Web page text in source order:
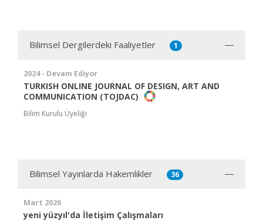
Bilimsel Dergilerdeki Faaliyetler 1
2024 - Devam Ediyor
TURKISH ONLINE JOURNAL OF DESIGN, ART AND
COMMUNICATION (TOJDAC)
Bilim Kurulu Üyeliği
Bilimsel Yayınlarda Hakemlikler 36
Mart 2026
yeni yüzyıl'da İletişim Çalışmaları